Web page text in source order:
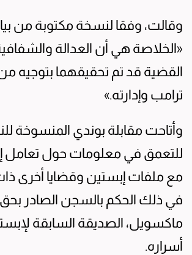
وقالت، وفقا لنسخة مكتوبة من
«الخلاصة هي أن العدالة
القضية قد تم تحقيقهما بتوجيه
ترامب وإدارته.»
وأتاحت مقابلة بوندي المنسوخة
للتعمق في معلومات حول تعامل
مع ملفات إبستين وقضايا أخرى
في ذلك الحكم بالسجن الصادر
ماكسويل، الصديقة السابقة
أسراره.